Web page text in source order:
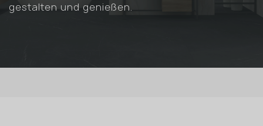
gestalten und genießen.